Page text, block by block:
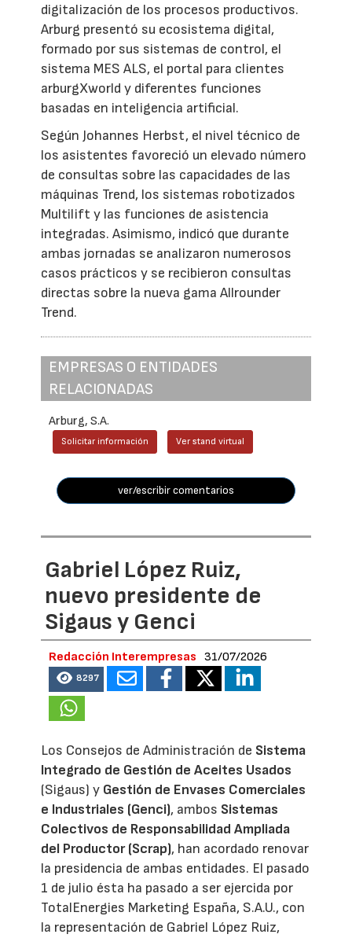
digitalización de los procesos productivos.
Arburg presentó su ecosistema digital,
formado por sus sistemas de control, el
sistema MES ALS, el portal para clientes
arburgXworld y diferentes funciones
basadas en inteligencia artificial.
Según Johannes Herbst, el nivel técnico de
los asistentes favoreció un elevado número
de consultas sobre las capacidades de las
máquinas Trend, los sistemas robotizados
Multilift y las funciones de asistencia
integradas. Asimismo, indicó que durante
ambas jornadas se analizaron numerosos
casos prácticos y se recibieron consultas
directas sobre la nueva gama Allrounder
Trend.
EMPRESAS O ENTIDADES
RELACIONADAS
Arburg, S.A.
Solicitar información Ver stand virtual
ver/escribir comentarios
Gabriel López Ruiz,
nuevo presidente de
Sigaus y Genci
Redacción Interempresas 31/07/2026
8297
Los Consejos de Administración de Sistema
Integrado de Gestión de Aceites Usados
(Sigaus) y Gestión de Envases Comerciales
e Industriales (Genci), ambos Sistemas
Colectivos de Responsabilidad Ampliada
del Productor (Scrap), han acordado renovar
la presidencia de ambas entidades. El pasado
1 de julio ésta ha pasado a ser ejercida por
TotalEnergies Marketing España, S.A.U., con
la representación de Gabriel López Ruiz,